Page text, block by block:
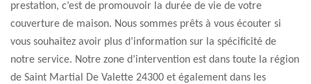
prestation, c’est de promouvoir la durée de vie de votre
couverture de maison. Nous sommes prêts à vous écouter si
vous souhaitez avoir plus d’information sur la spécificité de
notre service. Notre zone d’intervention est dans toute la région
de Saint Martial De Valette 24300 et également dans les